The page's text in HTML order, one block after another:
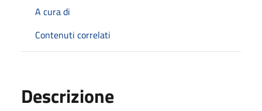
A cura di
Contenuti correlati
Descrizione